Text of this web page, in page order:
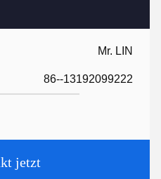
Mr. LIN
86--13192099222
jetzt